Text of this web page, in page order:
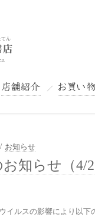
/ お知らせ
知らせ（4/
イルスの影響により以